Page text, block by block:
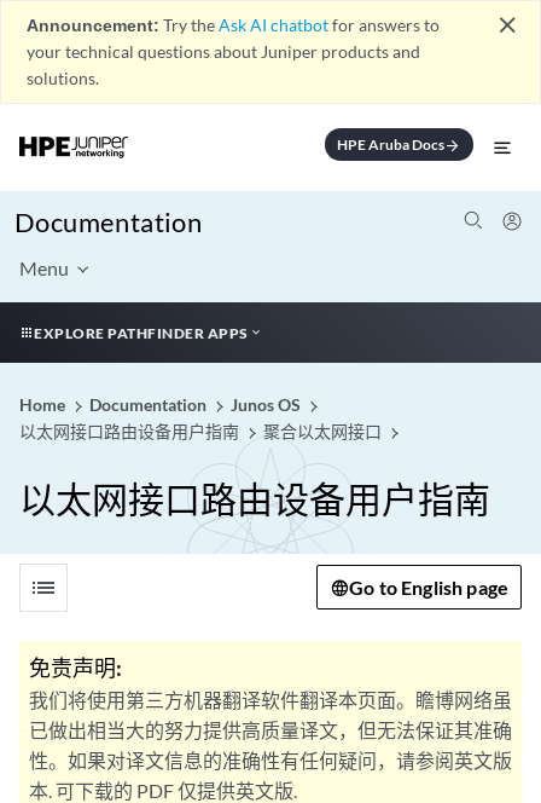
Announcement: Try theAsk AI chatbotfor answers to
your technical questions about Juniper products and
solutions.
close
HPE Aruba Docsarrow_forward
Documentation
Menu
EXPLORE PATHFINDER APPS
Home Documentation
Junos OS
以太网接口路由设备用户指南
聚合以太网接口
以太网接口路由设备用户指南
list Go to English page
免责声明:
我们将使用第三方机器翻译软件翻译本页面。瞻博网络虽
已做出相当大的努力提供高质量译文，但无法保证其准确
性。如果对译文信息的准确性有任何疑问，请参阅英文版
本. 可下载的 PDF 仅提供英文版.